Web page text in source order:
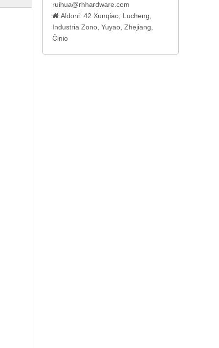
ruihua@rhhardware.com
 Aldoni: 42 Xunqiao, Lucheng,
Industria Zono, Yuyao, Zhejiang,
Ĉinio